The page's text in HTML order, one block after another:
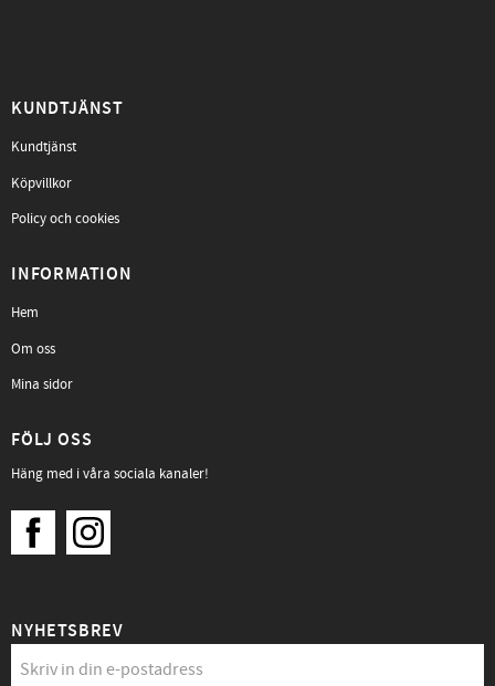
KUNDTJÄNST
Kundtjänst
Köpvillkor
Policy och cookies
INFORMATION
Hem
Om oss
Mina sidor
FÖLJ OSS
Häng med i våra sociala kanaler!
NYHETSBREV